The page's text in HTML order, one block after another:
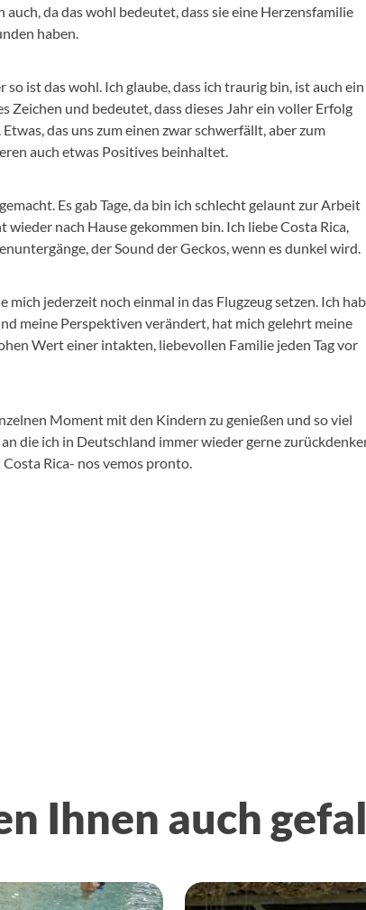
auch, da das wohl bedeutet, dass sie eine Herzensfamilie
haben.
so ist das wohl. Ich glaube, dass ich traurig bin, ist auch ein
Zeichen und bedeutet, dass dieses Jahr ein voller Erfolg
Etwas, das uns zum einen zwar schwerfällt, aber zum
auch etwas Positives beinhaltet.
Es gab Tage, da bin ich schlecht gelaunt zur Arbeit
wieder nach Hause gekommen bin. Ich liebe Costa Rica,
der Sound der Geckos, wenn es dunkel wird.
jederzeit noch einmal in das Flugzeug setzen. Ich
meine Perspektiven verändert, hat mich gelehrt meine
Wert einer intakten, liebevollen Familie jeden Tag vor
Moment mit den Kindern zu genießen und so viel
die ich in Deutschland immer wieder gerne
Rica- nos vemos pronto.
Ihnen auch